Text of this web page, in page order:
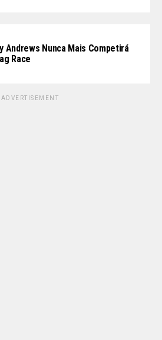
Andrews Nunca Mais Competirá
Race
ADVERTISEMENT